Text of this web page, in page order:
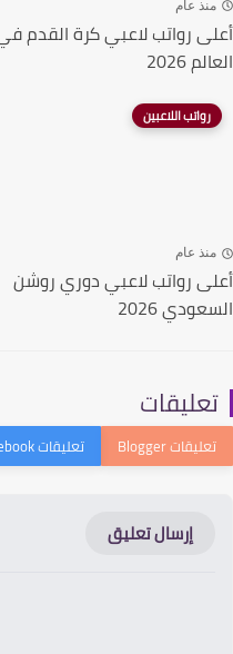
عام
رواتب لاعبي كرة القدم في
2026
رواتب اللاعبين
عام
رواتب لاعبي دوري روشن
2026
إرسال تعليق